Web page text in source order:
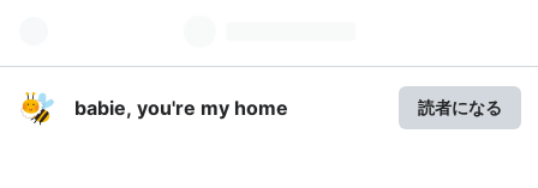
babie, you're my home 読者になる